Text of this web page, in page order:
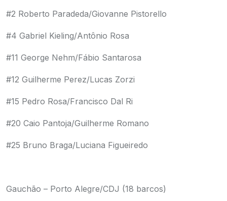
#2 Roberto Paradeda/Giovanne Pistorello
#4 Gabriel Kieling/Antônio Rosa
#11 George Nehm/Fábio Santarosa
#12 Guilherme Perez/Lucas Zorzi
#15 Pedro Rosa/Francisco Dal Ri
#20 Caio Pantoja/Guilherme Romano
#25 Bruno Braga/Luciana Figueiredo
Gauchão – Porto Alegre/CDJ (18 barcos)